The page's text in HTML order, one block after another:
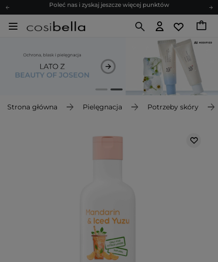
Zapisz się na newsletter pełen porad
Bezpłatne konsultacje kosmetologiczne
Poleć nas i zyskaj jeszcze więcej punktów
Zapisz się na newsletter pełen porad
Strona główna Pielęgnacja Potrzeby skóry